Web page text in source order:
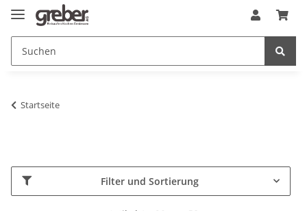
Startseite
Filter und Sortierung